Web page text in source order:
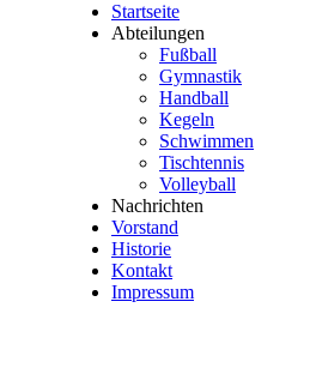
Startseite
Abteilungen
Fußball
Gymnastik
Handball
Kegeln
Schwimmen
Tischtennis
Volleyball
Nachrichten
Vorstand
Historie
Kontakt
Impressum